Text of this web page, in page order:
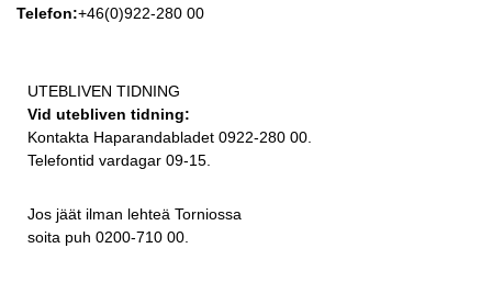
Telefon:+46(0)922-280 00
UTEBLIVEN TIDNING
Vid utebliven tidning:
Kontakta Haparandabladet 0922-280 00.
Telefontid vardagar 09-15.
Jos jäät ilman lehteä Torniossa
soita puh 0200-710 00.